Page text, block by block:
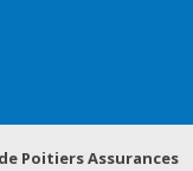
Poitiers Assurances